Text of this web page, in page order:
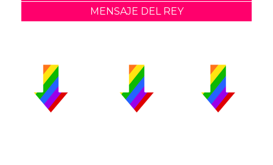
MENSAJE DEL REY